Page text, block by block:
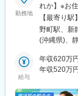
勤務地
れか】※お
ス（金沢
通勤相談可
サービスオ
（新潟市中
可能場所な
能場所なし
【最寄り駅】
野町駅、新
(沖縄県)、
給与
年収620万
年収520万